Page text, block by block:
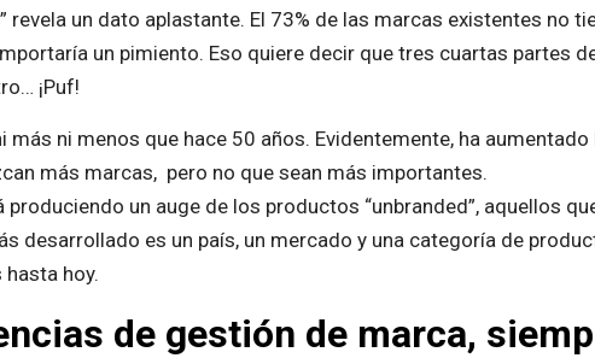
revela un dato aplastante. El 73% de las marcas existentes no
un pimiento. Eso quiere decir que tres cuartas partes
¡Puf!
más ni menos que hace 50 años. Evidentemente, ha
más marcas, pero no que sean más importantes.
produciendo un auge de los productos “unbranded”, aquellos
desarrollado es un país, un mercado y una categoría de
hoy.
de gestión de marca,